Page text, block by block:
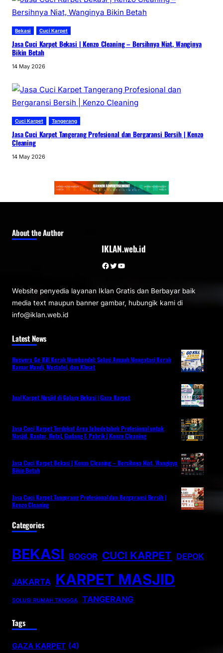
Bekasi Cuci Karpet
Jasa Cuci Karpet Bekasi | Kenzo Cleaning – Bersihnya Niat, Wanginya
Bikin Betah
14 May 2026
Cuci Karpet Tangerang
Jasa Cuci Karpet Tangerang Profesional dan Bergaransi Bersih | Kenzo
Cleaning
14 May 2026
About the Author
IKLAN.web.id
Facebook Twitter YouTube
Website penyedia layanan Iklan Gratis dan Berbayar baik
media text maupun banner gambar, hubungik kami di
info@iklan.web.id
Latest News
Hoswera Go Kill Kerak Membandel: Solusi Ampuh Mengatasi Kerak
Kamar Mandi, Wastafel, dan Kloset
Jual Karpet Masjid di Galaxy Bekasi | Gaza Karpet
Jasa Cuci Karpet Terdekat Area Jabodetabek Profesional untuk
Masjid, Kantor, Hotel, Gudang & Pabrik | Kenzo Cleaning
Jasa Cuci Karpet Bekasi | Kenzo Cleaning – Bersihnya Niat, Wanginya
Bikin Betah
Jasa Cuci Karpet Tangerang Profesional dan Bergaransi Bersih |
Kenzo Cleaning
Categories
BEKASI BOGOR CUCI KARPET DEPOK
JAKARTA KARPET MASJID
SOLUSI RUMAH TANGGA TANGERANG
Tags
GAZA KARPET (4)